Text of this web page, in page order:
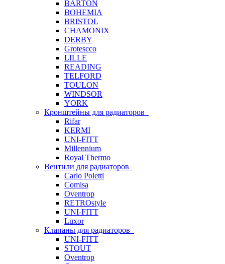
BARTON
BOHEMIA
BRISTOL
CHAMONIX
DERBY
Grotescco
LILLE
READING
TELFORD
TOULON
WINDSOR
YORK
Кронштейны для радиаторов
Rifar
KERMI
UNI-FITT
Millennium
Royal Thermo
Вентили для радиаторов
Carlo Poletti
Comisa
Oventrop
RETROstyle
UNI-FITT
Luxor
Клапаны для радиаторов
UNI-FITT
STOUT
Oventrop